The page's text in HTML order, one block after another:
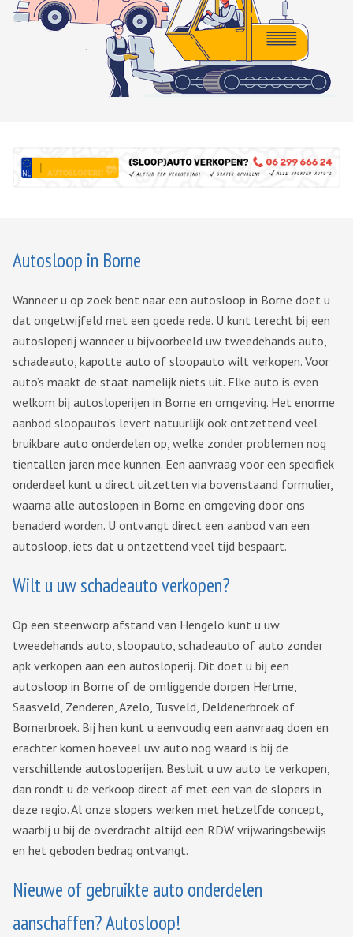
Autosloop in Borne
Wanneer u op zoek bent naar een autosloop in Borne doet u
dat ongetwijfeld met een goede rede. U kunt terecht bij een
autosloperij wanneer u bijvoorbeeld uw tweedehands auto,
schadeauto, kapotte auto of sloopauto wilt verkopen. Voor
auto’s maakt de staat namelijk niets uit. Elke auto is even
welkom bij autosloperijen in Borne en omgeving. Het enorme
aanbod sloopauto’s levert natuurlijk ook ontzettend veel
bruikbare auto onderdelen op, welke zonder problemen nog
tientallen jaren mee kunnen. Een aanvraag voor een specifiek
onderdeel kunt u direct uitzetten via bovenstaand formulier,
waarna alle autoslopen in Borne en omgeving door ons
benaderd worden. U ontvangt direct een aanbod van een
autosloop, iets dat u ontzettend veel tijd bespaart.
Wilt u uw schadeauto verkopen?
Op een steenworp afstand van Hengelo kunt u uw
tweedehands auto, sloopauto, schadeauto of auto zonder
apk verkopen aan een autosloperij. Dit doet u bij een
autosloop in Borne of de omliggende dorpen Hertme,
Saasveld, Zenderen, Azelo, Tusveld, Deldenerbroek of
Bornerbroek. Bij hen kunt u eenvoudig een aanvraag doen en
erachter komen hoeveel uw auto nog waard is bij de
verschillende autosloperijen. Besluit u uw auto te verkopen,
dan rondt u de verkoop direct af met een van de slopers in
deze regio. Al onze slopers werken met hetzelfde concept,
waarbij u bij de overdracht altijd een RDW vrijwaringsbewijs
en het geboden bedrag ontvangt.
Nieuwe of gebruikte auto onderdelen
aanschaffen? Autosloop!